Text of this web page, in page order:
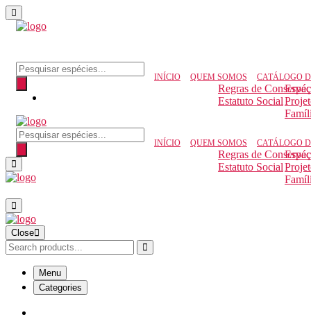
INÍCIO QUEM SOMOS
Regras de
Estatuto Social
CATÁLOGO
INÍCIO QUEM SOMOS
Regras de
Estatuto Social
CATÁLOGO
Close
Menu
Categories